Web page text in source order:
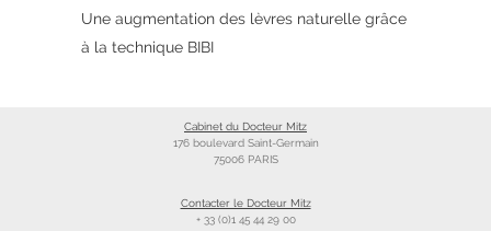
Une augmentation des lèvres naturelle grâce
à la technique BIBI
Cabinet du Docteur Mitz
176 boulevard Saint-Germain
75006 PARIS
Contacter le Docteur Mitz
+ 33 (0)1 45 44 29 00